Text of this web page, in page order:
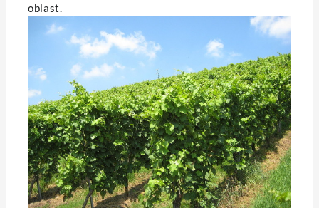
oblast.